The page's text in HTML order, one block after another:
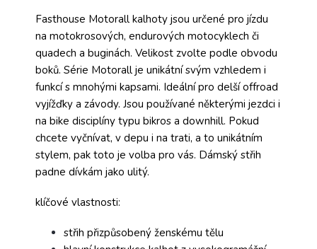
Fasthouse Motorall kalhoty jsou určené pro jízdu
na motokrosových, endurových motocyklech či
quadech a buginách. Velikost zvolte podle obvodu
boků. Série Motorall je unikátní svým vzhledem i
funkcí s mnohými kapsami. Ideální pro delší offroad
vyjížďky a závody. Jsou používané některými jezdci i
na bike disciplíny typu bikros a downhill. Pokud
chcete vyčnívat, v depu i na trati, a to unikátním
stylem, pak toto je volba pro vás. Dámský střih
padne dívkám jako ulitý.
klíčové vlastnosti:
střih přizpůsobený ženskému tělu